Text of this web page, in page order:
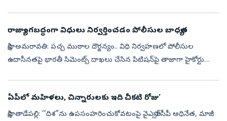
రాజ్యాంగబద్ధంగా విధులు నిర్వర్తించడం పోలీసుల బాధ్యత
సాక్షి, అమరావతి: పచ్చ ముఠాల దౌర్జన్యం.. విధి నిర్వహణలో పోలీసుల
ఉదాసీనతపై భారతీ సిమెంట్స్‌ దాఖలు చేసిన పిటిషన్‌పై తాజాగా హైకోర్టు
ఏపీలో మహిళలు, చిన్నారులకు ఇది చీకటి రోజు’
సాక్షి, తాడేపల్లి: ‘‘దిశ”ను ఉపసంహరించుకోవటంపై వైఎస్సార్‌సీపీ అధినేత, మాజీ